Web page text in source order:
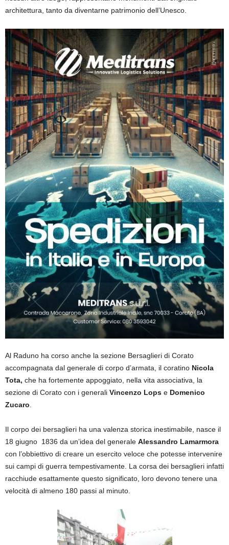
architettura, tanto da diventarne patrimonio dell’Unesco.
Al Raduno ha corso anche la sezione Bersaglieri di Corato
accompagnata dal generale di corpo d’armata, il coratino Nicola
Tota, che ha fortemente appoggiato, nella vita associativa, la
sezione di Corato con i generali Vincenzo Lops e Domenico
Zucaro
Il corpo dei bersaglieri ha una valenza storica inestimabile, nasce il
18 giugno 1836 da un’idea del generale Alessandro Lamarmora
con l’obbiettivo di creare un esercito veloce che potesse intervenire
sui campi di guerra tempestivamente. La corsa dei bersaglieri infatti
racchiude esattamente questo significato, loro devono tenere una
velocità di almeno 180 passi al minuto.